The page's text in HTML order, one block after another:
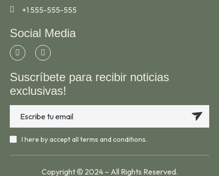
+1 555-555-555
Social Media
Suscríbete para recibir noticias
exclusivas!
I here by accept all terms and conditions.
Copyright © 2024 – All Rights Reserved.